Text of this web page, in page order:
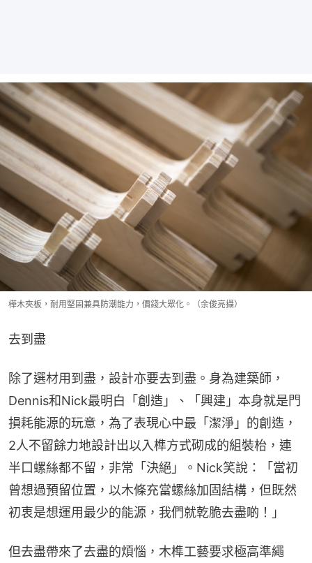
樺木夾板，耐用堅固兼具防潮能力，價錢大眾化。（余俊亮攝）
去到盡
除了選材用到盡，設計亦要去到盡。身為建築師，
Dennis和Nick最明白「創造」、「興建」本身就是門
損耗能源的玩意，為了表現心中最「潔淨」的創造，
2人不留餘力地設計出以入榫方式砌成的組裝枱，連
半口螺絲都不留，非常「決絕」。Nick笑說：「當初
曾想過預留位置，以木條充當螺絲加固結構，但既然
初衷是想運用最少的能源，我們就乾脆去盡啲！」
但去盡帶來了去盡的煩惱，木榫工藝要求極高準繩